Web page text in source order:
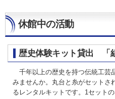
休館中の活動
歴史体験キット貸出 「
千年以上の歴史を持つ伝統工芸
みませんか。丸台と糸がセットさ
るレンタルキットです。1セット